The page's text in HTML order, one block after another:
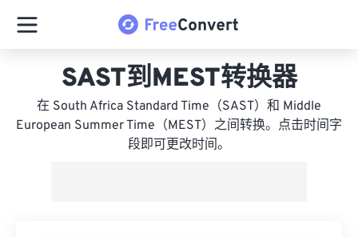
SAST到MEST转换器
在 South Africa Standard Time（SAST）和 Middle
European Summer Time（MEST）之间转换。点击时间字
段即可更改时间。